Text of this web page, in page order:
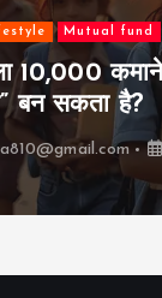
Mutual fund
10,000
बन सकता है?